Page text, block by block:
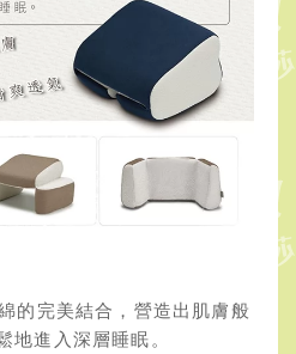
的完美結合，營造出肌膚般
地進入深層睡眠。